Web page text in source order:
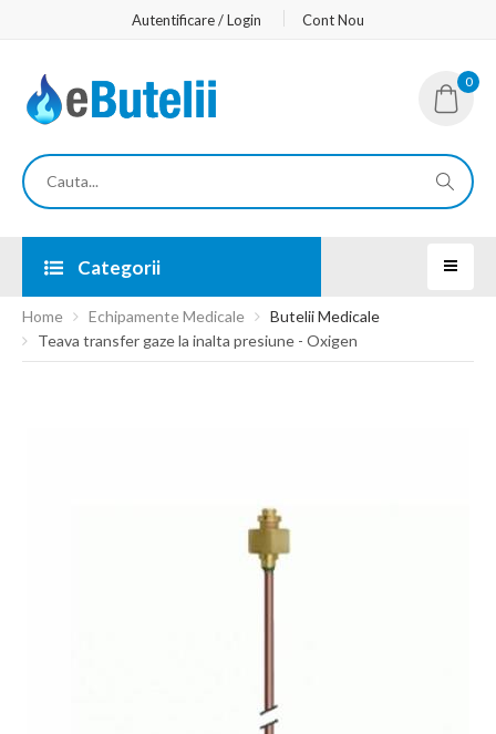
Autentificare / Login Cont Nou
0
Categorii
Home Echipamente Medicale
Butelii Medicale
Teava transfer gaze la inalta presiune - Oxigen